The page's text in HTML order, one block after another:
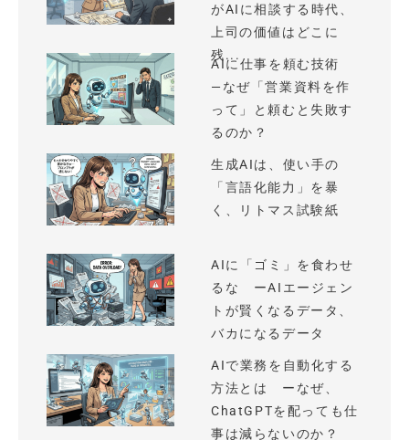
がAIに相談する時代、
上司の価値はどこに
残...
AIに仕事を頼む技術
—なぜ「営業資料を作
って」と頼むと失敗す
るのか？
生成AIは、使い手の
「言語化能力」を暴
く、リトマス試験紙
AIに「ゴミ」を食わせ
るな ーAIエージェン
トが賢くなるデータ、
バカになるデータ
AIで業務を自動化する
方法とは ーなぜ、
ChatGPTを配っても仕
事は減らないのか？